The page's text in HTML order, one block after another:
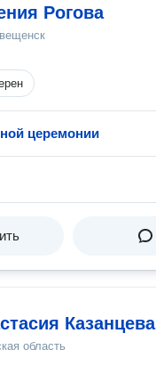
Рогова
церемонии
Казанцева
область